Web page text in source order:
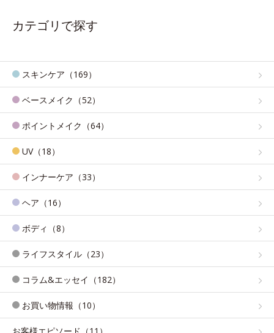
カテゴリで探す
スキンケア（169）
ベースメイク（52）
ポイントメイク（64）
UV（18）
インナーケア（33）
ヘア（16）
ボディ（8）
ライフスタイル（23）
コラム&エッセイ（182）
お買い物情報（10）